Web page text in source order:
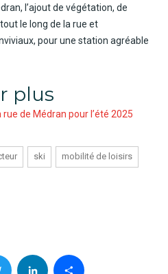
l’ajout de végétation, de
le long de la rue et
pour une station agréable
plus
de Médran pour l’été 2025
ski mobilité de loisirs